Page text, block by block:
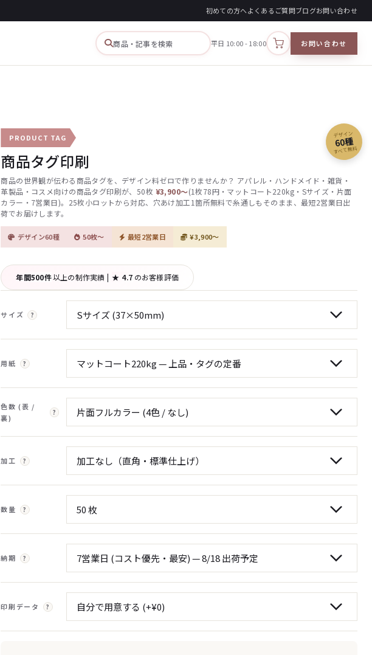
初めての方へよくあるご質問ブログお問い合わせ
商品・記事を検索 平日 10:00 - 18:00
カートを見る
お問い合わせ
デザイン
60種
すべて無料
PRODUCT TAG
商品タグ印刷
商品の世界観が伝わる商品タグを、デザイン料ゼロで作りませんか？ アパレル・ハンドメイド・雑貨・
革製品・コスメ向けの商品タグ印刷が、50枚 ¥3,900〜(1枚78円・マットコート220kg・Sサイズ・片面
カラー・7営業日)。25枚小ロットから対応、穴あけ加工1箇所無料で糸通しもそのまま、最短2営業日出
荷でお届けします。
デザイン60種 50枚〜 最短2営業日 ¥3,900〜
年間500件以上の制作実績 | ★ 4.7 のお客様評価
サイズ ?
用紙 ?
色数 (表 /
裏)
?
加工 ?
数量 ?
納期 ?
印刷データ ?